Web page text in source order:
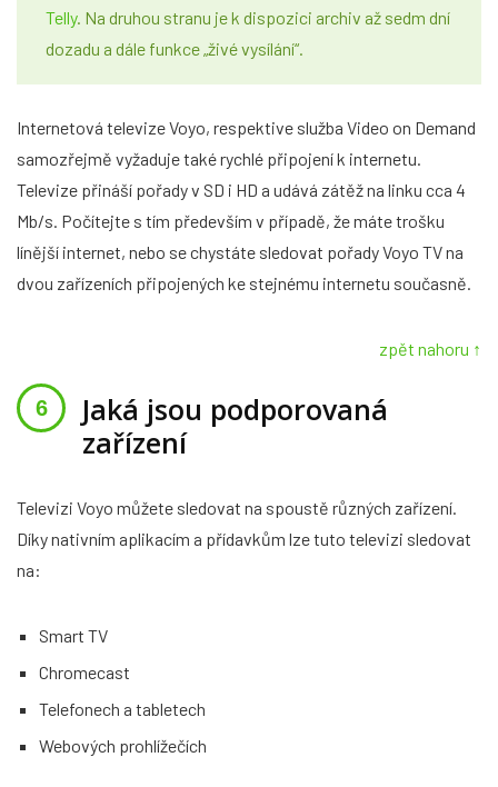
Telly. Na druhou stranu je k dispozici archiv až sedm dní
dozadu a dále funkce „živé vysílání“.
Internetová televize Voyo, respektive služba Video on Demand
samozřejmě vyžaduje také rychlé připojení k internetu.
Televize přináší pořady v SD i HD a udává zátěž na linku cca 4
Mb/s. Počítejte s tím především v případě, že máte trošku
línější internet, nebo se chystáte sledovat pořady Voyo TV na
dvou zařízeních připojených ke stejnému internetu současně.
zpět nahoru ↑
Jaká jsou podporovaná
zařízení
Televizi Voyo můžete sledovat na spoustě různých zařízení.
Díky nativním aplikacím a přídavkům lze tuto televizi sledovat
na:
Smart TV
Chromecast
Telefonech a tabletech
Webových prohlížečích